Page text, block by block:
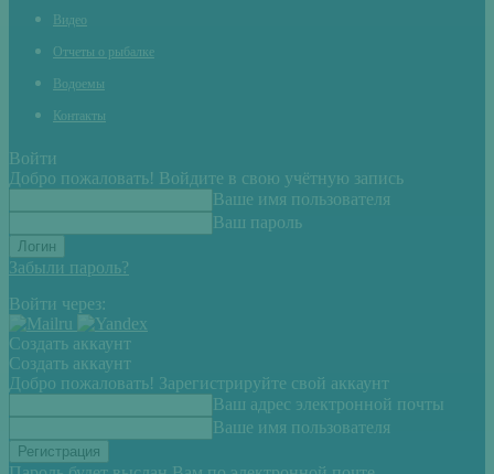
Видео
Отчеты о рыбалке
Водоемы
Контакты
Войти
Добро пожаловать! Войдите в свою учётную запись
Ваше имя пользователя
Ваш пароль
Забыли пароль?
Войти через:
Создать аккаунт
Создать аккаунт
Добро пожаловать! Зарегистрируйте свой аккаунт
Ваш адрес электронной почты
Ваше имя пользователя